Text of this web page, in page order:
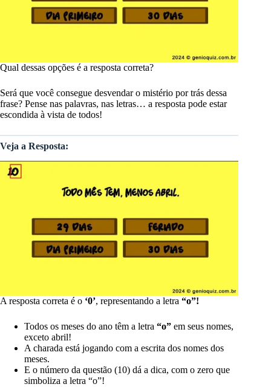
Qual dessas opções é a resposta correta?
Será que você consegue desvendar o mistério por trás dessa
frase? Pense nas palavras, nas letras… a resposta pode estar
escondida à vista de todos!
Veja a Resposta:
A resposta correta é o ‘0’, representando a letra “o”!
Todos os meses do ano têm a letra “o” em seus nomes,
exceto abril!
A charada está jogando com a escrita dos nomes dos
meses.
E o número da questão (10) dá a dica, com o zero que
simboliza a letra “o”!